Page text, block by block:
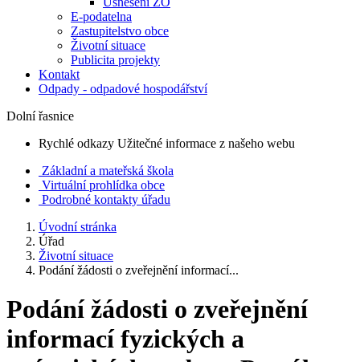
E-podatelna
Zastupitelstvo obce
Životní situace
Publicita projekty
Kontakt
Odpady - odpadové hospodářství
Dolní řasnice
Rychlé odkazy Užitečné informace z našeho webu
Základní a mateřská škola
Virtuální prohlídka obce
Podrobné kontakty úřadu
Úvodní stránka
Úřad
Životní situace
Podání žádosti o zveřejnění informací...
Podání žádosti o zveřejnění
informací fyzických a